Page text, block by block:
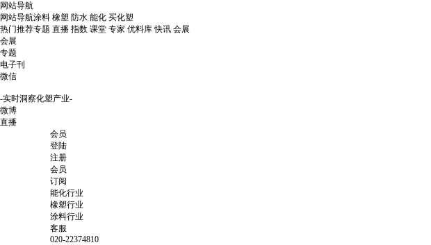
网站导航
网站导航涂料 橡塑 防水 能化 买化塑
热门推荐专题 直播 指数 课堂 专家 优料库 快讯 会展
会展
专题
电子刊
微信
-实时洞察化塑产业-
微博
直播
会员
登陆
注册
会员
订阅
能化行业
橡塑行业
涂料行业
客服
020-22374810